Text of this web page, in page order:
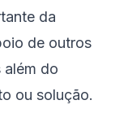
da
de outros
do
ou solução.